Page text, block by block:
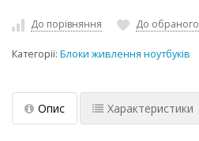
До порівняння До обраного
Категорії: Блоки живлення ноутбуків
Опис Характеристики